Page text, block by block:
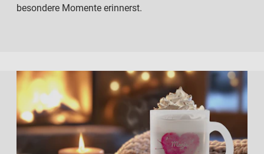
besondere Momente erinnerst.